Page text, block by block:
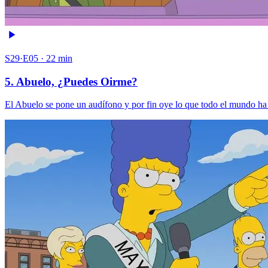
S29·E05 · 22 min
5. Abuelo, ¿Puedes Oirme?
El Abuelo se pone un audífono y por fin oye lo que todo el mundo